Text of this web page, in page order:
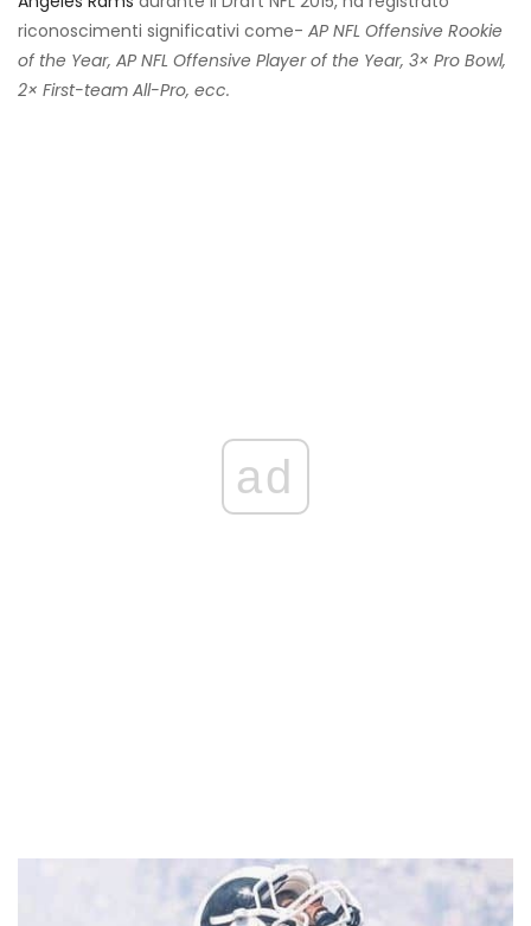
riconoscimenti significativi come- AP NFL Offensive Rookie
of the Year, AP NFL Offensive Player of the Year, 3× Pro Bowl,
2× First-team All-Pro, ecc.
ad